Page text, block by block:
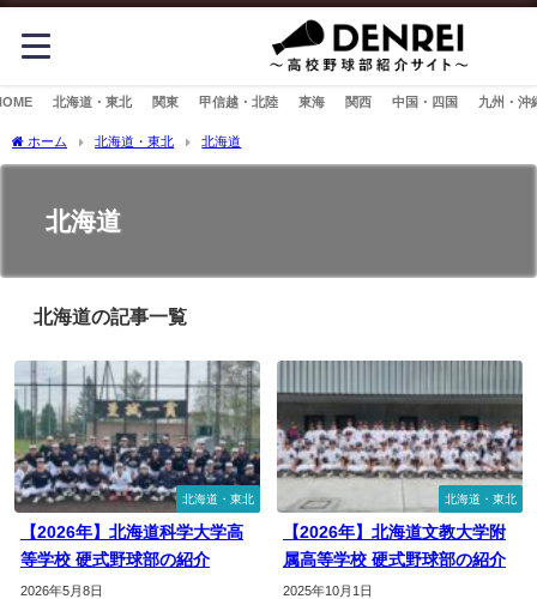
北海道・東北 関東 甲信越・北陸 東海 関西 中国・四国 九州・沖
ホーム 北海道・東北 北海道
北海道
北海道の記事一覧
北海道・東北
【2026年】北海道科学大学高
等学校 硬式野球部の紹介
2026年5月8日
北海道・東北
【2026年】北海道文教大学附
属高等学校 硬式野球部の紹介
2025年10月1日